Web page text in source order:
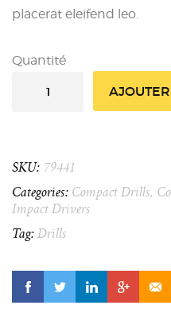
placerat eleifend leo.
Quantité
SKU: 79441
Categories: Compact Drills,
Impact Drivers
Tag: Drills